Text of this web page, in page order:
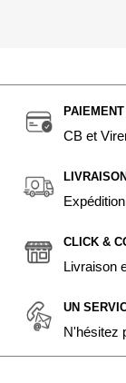
CB et
CLICK &
Livraison
UN
N'hésitez